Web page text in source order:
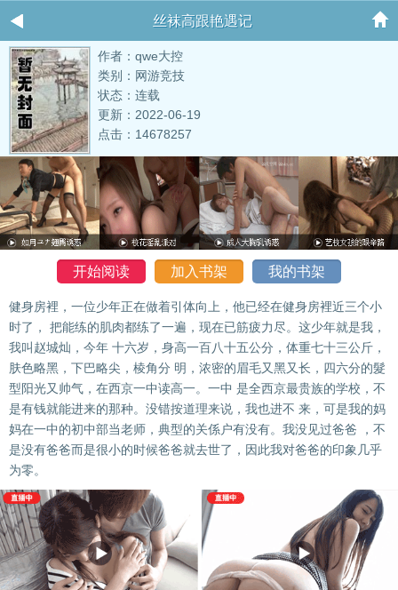
丝袜高跟艳遇记
作者：qwe大控
类别：网游竞技
状态：连载
更新：2022-06-19
点击：14678257
开始阅读 加入书架 我的书架
健身房裡，一位少年正在做着引体向上，他已经在健身房裡近三个小
时了， 把能练的肌肉都练了一遍，现在已筋疲力尽。这少年就是我，
我叫赵城灿，今年 十六岁，身高一百八十五公分，体重七十三公斤，
肤色略黑，下巴略尖，棱角分 明，浓密的眉毛又黑又长，四六分的髮
型阳光又帅气，在西京一中读高一。一中 是全西京最贵族的学校，不
是有钱就能进来的那种。没错按道理来说，我也进不 来，可是我的妈
妈在一中的初中部当老师，典型的关係户有没有。我没见过爸爸 ，不
是没有爸爸而是很小的时候爸爸就去世了，因此我对爸爸的印象几乎
为零。